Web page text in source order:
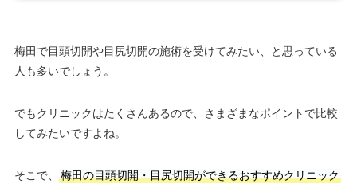
梅田で目頭切開や目尻切開の施術を受けてみたい、と思っている
人も多いでしょう。
でもクリニックはたくさんあるので、さまざまなポイントで比較
してみたいですよね。
そこで、
梅田の目頭切開・目尻切開ができるおすすめクリニック